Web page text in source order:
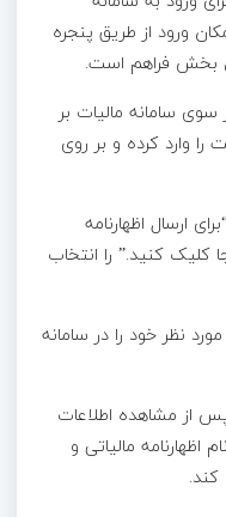
ورود از طریق پنجره
بخش فراهم است.
سامانه مالیات بر
وارد کرده و بر روی
ارسال اظهارنامه
با تبصره ماده ۱۰۰، اینجا کلیک کنید.” را انتخاب
نظر خود را در سامانه
از مشاهده اطلاعات
مالیاتی و